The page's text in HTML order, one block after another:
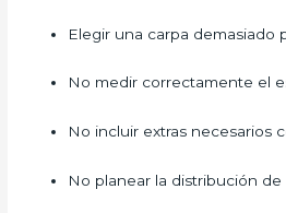
Elegir una carpa demasiado
No medir correctamente el
No incluir extras necesarios
No planear la distribución de